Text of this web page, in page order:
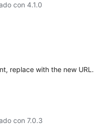
con 4.1.0
replace with the new URL.
con 7.0.3